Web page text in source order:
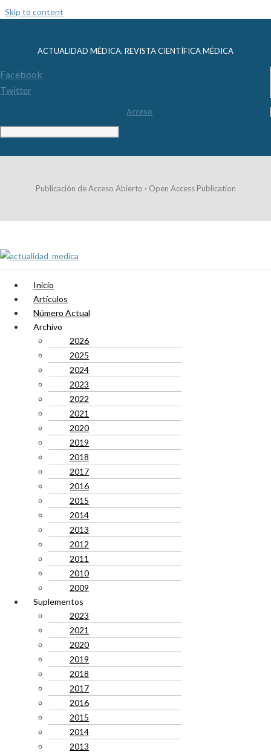
Skip to content
ACTUALIDAD MÉDICA. REVISTA CIENTÍFICA MÉDICA
Facebook
Twitter
Acceso
Publicación de Acceso Abierto · Open Access Publication
Inicio
Artículos
Número Actual
Archivo
2026
2025
2024
2023
2022
2021
2020
2019
2018
2017
2016
2015
2014
2013
2012
2011
2010
2009
Suplementos
2023
2021
2020
2019
2018
2017
2016
2015
2014
2013